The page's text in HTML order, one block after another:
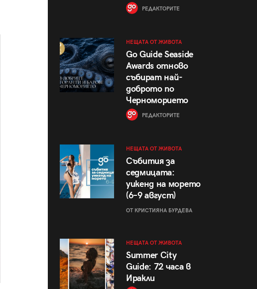
РЕДАКТОРИТЕ
НЕЩАТА ОТ ЖИВОТА
Go Guide Seaside
Awards отново
събират най-
доброто по
Черноморието
РЕДАКТОРИТЕ
НЕЩАТА ОТ ЖИВОТА
Събития за
седмицата:
уикенд на морето
(6–9 август)
ОТ КРИСТИЯНА БУРДЕВА
НЕЩАТА ОТ ЖИВОТА
Summer City
Guide: 72 часа в
Иракли